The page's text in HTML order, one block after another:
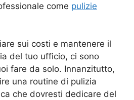
come pulizie
sui costi e mantenere il
del tuo ufficio, ci sono
fare da solo. Innanzitutto,
una routine di pulizia
che dovresti dedicare del